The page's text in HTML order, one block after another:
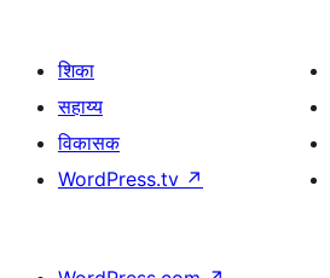
शिका
सहाय्य
विकासक
WordPress.tv ↗